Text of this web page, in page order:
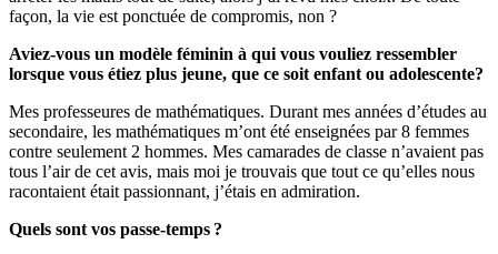
façon, la vie est ponctuée de compromis, non ?
Aviez-vous un modèle féminin à qui vous vouliez ressembler
lorsque vous étiez plus jeune, que ce soit enfant ou adolescente?
Mes professeures de mathématiques. Durant mes années d’études au
secondaire, les mathématiques m’ont été enseignées par 8 femmes
contre seulement 2 hommes. Mes camarades de classe n’avaient pas
tous l’air de cet avis, mais moi je trouvais que tout ce qu’elles nous
racontaient était passionnant, j’étais en admiration.
Quels sont vos passe-temps ?